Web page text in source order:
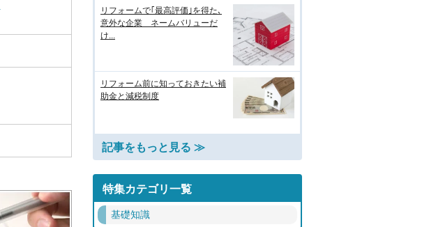
リフォームで｢最高評価｣を得た､
意外な企業 ネームバリューだ
け...
リフォーム前に知っておきたい補
助金と減税制度
記事をもっと見る ≫
特集カテゴリ一覧
基礎知識